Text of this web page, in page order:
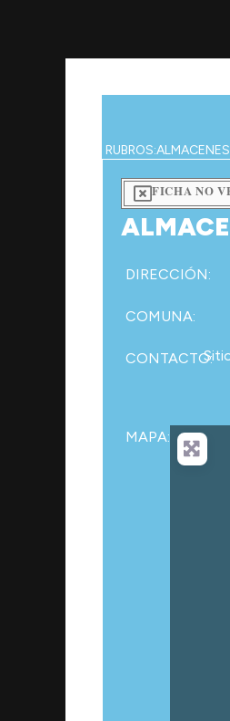
contenido
RUBROS:
FICHA NO
DIRECCIÓN:
COMUNA:
CONTACTO:
MAPA: